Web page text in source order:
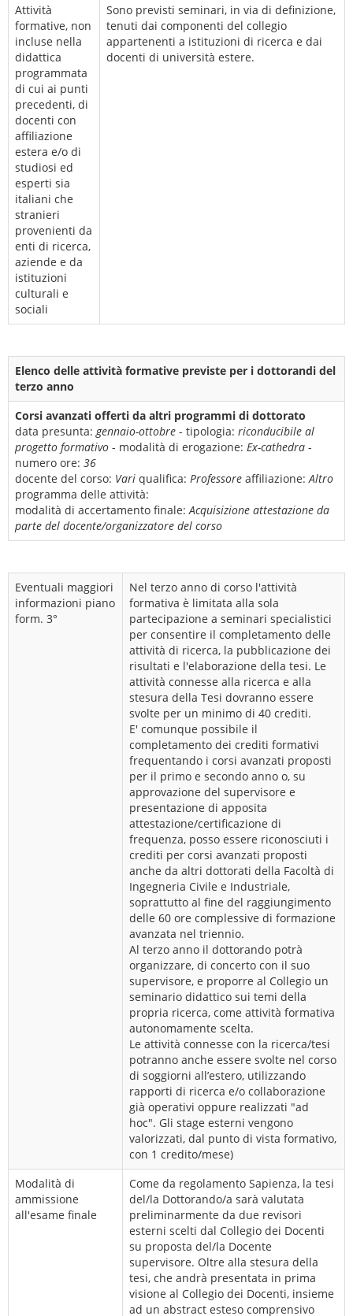
Attività
formative, non
incluse nella
didattica
programmata
di cui ai punti
precedenti, di
docenti con
affiliazione
estera e/o di
studiosi ed
esperti sia
italiani che
stranieri
provenienti da
enti di ricerca,
aziende e da
istituzioni
culturali e
sociali
Sono previsti seminari, in via di definizione,
tenuti dai componenti del collegio
appartenenti a istituzioni di ricerca e dai
docenti di università estere.
Elenco delle attività formative previste per i dottorandi del
terzo anno
Corsi avanzati offerti da altri programmi di dottorato
data presunta:gennaio-ottobre - tipologia: riconducibile al
progetto formativo - modalità di erogazione: Ex-cathedra -
numero ore: 36
docente del corso: Vari qualifica: Professore affiliazione:Altro
programma delle attività:
modalità di accertamento finale:Acquisizione attestazione da
parte del docente/organizzatore del corso
Eventuali maggiori
informazioni piano
form. 3°
Nel terzo anno di corso l'attività
formativa è limitata alla sola
partecipazione a seminari specialistici
per consentire il completamento delle
attività di ricerca, la pubblicazione dei
risultati e l'elaborazione della tesi. Le
attività connesse alla ricerca e alla
stesura della Tesi dovranno essere
svolte per un minimo di 40 crediti.
E' comunque possibile il
completamento dei crediti formativi
frequentando i corsi avanzati proposti
per il primo e secondo anno o, su
approvazione del supervisore e
presentazione di apposita
attestazione/certificazione di
frequenza, posso essere riconosciuti i
crediti per corsi avanzati proposti
anche da altri dottorati della Facoltà di
Ingegneria Civile e Industriale,
soprattutto al fine del raggiungimento
delle 60 ore complessive di formazione
avanzata nel triennio.
Al terzo anno il dottorando potrà
organizzare, di concerto con il suo
supervisore, e proporre al Collegio un
seminario didattico sui temi della
propria ricerca, come attività formativa
autonomamente scelta.
Le attività connesse con la ricerca/tesi
potranno anche essere svolte nel corso
di soggiorni all’estero, utilizzando
rapporti di ricerca e/o collaborazione
già operativi oppure realizzati "ad
hoc". Gli stage esterni vengono
valorizzati, dal punto di vista formativo,
con 1 credito/mese)
Modalità di
ammissione
all'esame finale
Come da regolamento Sapienza, la tesi
del/la Dottorando/a sarà valutata
preliminarmente da due revisori
esterni scelti dal Collegio dei Docenti
su proposta del/la Docente
supervisore. Oltre alla stesura della
tesi, che andrà presentata in prima
visione al Collegio dei Docenti, insieme
ad un abstract esteso comprensivo